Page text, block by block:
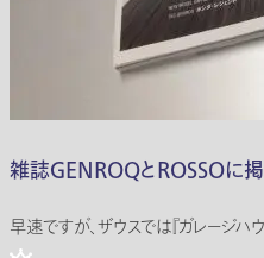
雑誌GENROQとROSSOに掲
早速ですが、ザウスでは『ガレージハ